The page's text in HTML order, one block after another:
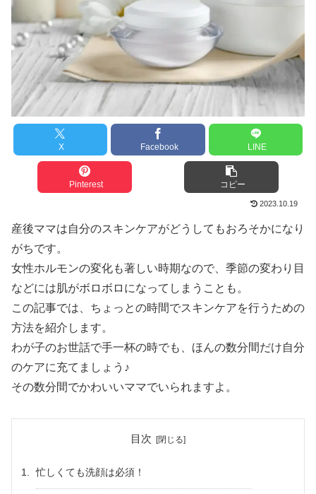
X Facebook LINE
Pinterest コピー
2023.10.19
産後ママは自分のスキンケアがどうしてもおろそかになり
がちです。
女性ホルモンの変化も著しい時期なので、季節の変わり目
などには肌がボロボロになってしまうことも。
この記事では、ちょっとの時間でスキンケアを行うための
方法を紹介します。
わが子のお世話で手一杯の時でも、ほんの数分間だけ自分
のケアに充てましょう♪
その数分間でかわいいママでいられますよ。
目次
忙しくても洗顔は必須！